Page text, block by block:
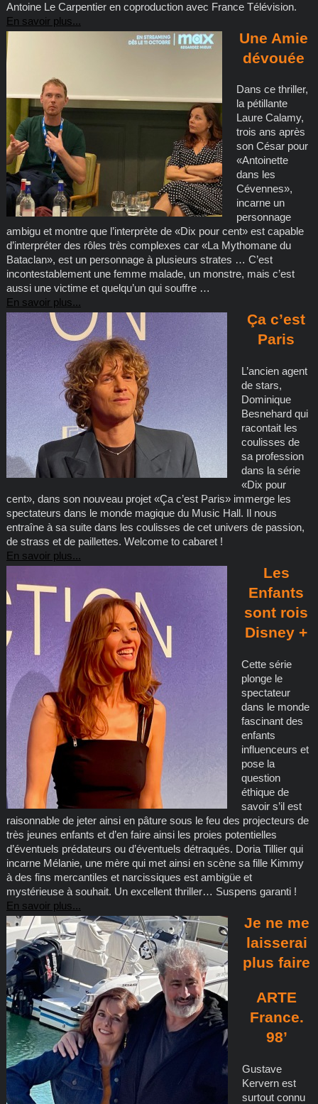
Antoine Le Carpentier en coproduction avec France Télévision.
En savoir plus...
Une Amie
dévouée
Dans ce thriller,
la pétillante
Laure Calamy,
trois ans après
son César pour
«Antoinette
dans les
Cévennes»,
incarne un
personnage
ambigu et montre que l’interprète de «Dix pour cent» est capable
d’interpréter des rôles très complexes car «La Mythomane du
Bataclan», est un personnage à plusieurs strates … C’est
incontestablement une femme malade, un monstre, mais c’est
aussi une victime et quelqu’un qui souffre …
En savoir plus...
Ça c’est
Paris
L’ancien agent
de stars,
Dominique
Besnehard qui
racontait les
coulisses de
sa profession
dans la série
«Dix pour
cent», dans son nouveau projet «Ça c’est Paris» immerge les
spectateurs dans le monde magique du Music Hall. Il nous
entraîne à sa suite dans les coulisses de cet univers de passion,
de strass et de paillettes. Welcome to cabaret !
En savoir plus...
Les
Enfants
sont rois
Disney +
Cette série
plonge le
spectateur
dans le monde
fascinant des
enfants
influenceurs et
pose la
question
éthique de
savoir s’il est
raisonnable de jeter ainsi en pâture sous le feu des projecteurs de
très jeunes enfants et d’en faire ainsi les proies potentielles
d’éventuels prédateurs ou d’éventuels détraqués. Doria Tillier qui
incarne Mélanie, une mère qui met ainsi en scène sa fille Kimmy
à des fins mercantiles et narcissiques est ambigüe et
mystérieuse à souhait. Un excellent thriller… Suspens garanti !
En savoir plus...
Je ne me
laisserai
plus faire
ARTE
France.
98’
Gustave
Kervern est
surtout connu